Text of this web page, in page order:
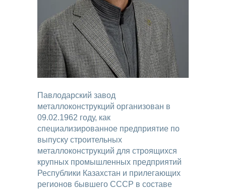
Павлодарский завод
металлоконструкций организован в
09.02.1962 году, как
специализированное предприятие по
выпуску строительных
металлоконструкций для строящихся
крупных промышленных предприятий
Республики Казахстан и прилегающих
регионов бывшего СССР в составе